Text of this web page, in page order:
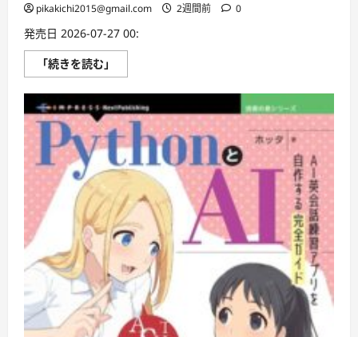
pikakichi2015@gmail.com 2週間前 0
発売日 2026-07-27 00:
「続きを読む」
ラ
ク
マ
の
ま
い
に
ち
ご
る
り
英
会
話
に
つ
い
て
さ
に
読